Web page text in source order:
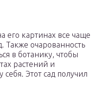
его картинах все чаще
Также очарованность
в ботанику, чтобы
растений и
себя. Этот сад получил